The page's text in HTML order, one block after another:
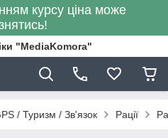
курсу ціна може
"MediaKomora"
/ Туризм / Зв'язок Рації